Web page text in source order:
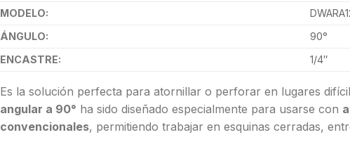
MODELO:
ÁNGULO:
90°
ENCASTRE:
1/4″
Es la solución perfecta para atornillar o perforar en lugares
angular a 90° ha sido diseñado especialmente para usarse con
convencionales, permitiendo trabajar en esquinas cerradas,